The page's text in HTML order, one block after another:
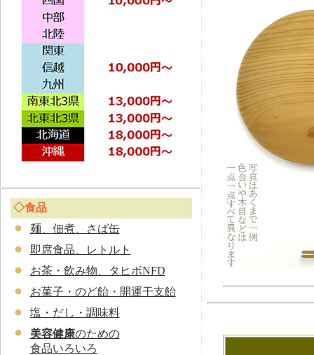
◇食品
麺、佃煮、さば缶
即席食品、レトルト
お茶・飲み物、タヒボNFD
お菓子・のど飴・開運干支飴
塩・だし・調味料
美容健康のための
食品いろいろ